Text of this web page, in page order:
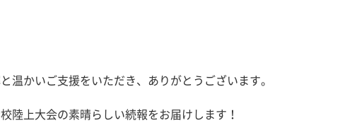
温かいご支援をいただき、ありがとうございます。
陸上大会の素晴らしい続報をお届けします！